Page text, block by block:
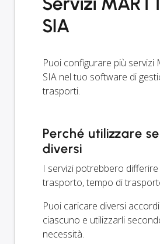
SIA
Puoi configurare più servizi
SIA nel tuo software di
trasporti.
Perché utilizzare
diversi
I servizi potrebbero
trasporto, tempo di
Puoi caricare diversi
ciascuno e utilizzarli
necessità.